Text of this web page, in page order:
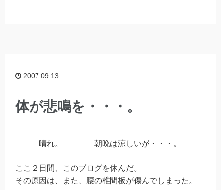
2007.09.13
体が悲鳴を・・・。
晴れ。 朝晩は涼しいが・・・。
ここ２日間、このブログを休んだ。
その原因は、また、腰の椎間板が傷んでしまった。